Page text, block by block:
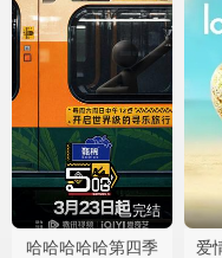
已完结
哈哈哈哈哈第四季